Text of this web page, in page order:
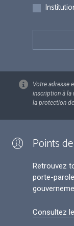
Votre adresse
inscription à la
la protection
Points
Retrouvez
porte-
Consultez